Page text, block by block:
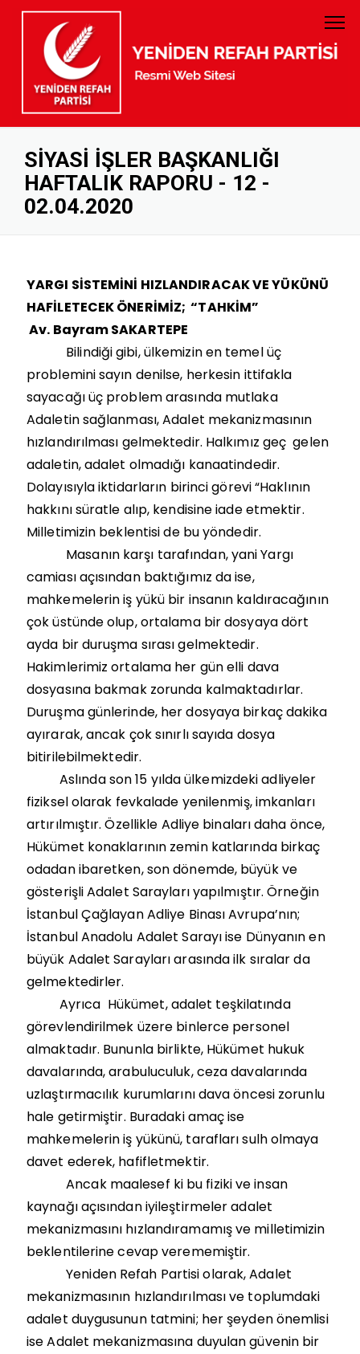
SİYASİ İŞLER BAŞKANLIĞI
HAFTALIK RAPORU - 12 -
02.04.2020
YARGI SİSTEMİNİ HIZLANDIRACAK VE YÜKÜNÜ
HAFİLETECEK ÖNERİMİZ; “TAHKİM”
Av. Bayram SAKARTEPE
Bilindiği gibi, ülkemizin en temel üç
problemini sayın denilse, herkesin ittifakla
sayacağı üç problem arasında mutlaka
Adaletin sağlanması, Adalet mekanizmasının
hızlandırılması gelmektedir. Halkımız geç gelen
adaletin, adalet olmadığı kanaatindedir.
Dolayısıyla iktidarların birinci görevi “Haklının
hakkını süratle alıp, kendisine iade etmektir.
Milletimizin beklentisi de bu yöndedir.
Masanın karşı tarafından, yani Yargı
camiası açısından baktığımız da ise,
mahkemelerin iş yükü bir insanın kaldıracağının
çok üstünde olup, ortalama bir dosyaya dört
ayda bir duruşma sırası gelmektedir.
Hakimlerimiz ortalama her gün elli dava
dosyasına bakmak zorunda kalmaktadırlar.
Duruşma günlerinde, her dosyaya birkaç dakika
ayırarak, ancak çok sınırlı sayıda dosya
bitirilebilmektedir.
Aslında son 15 yılda ülkemizdeki adliyeler
fiziksel olarak fevkalade yenilenmiş, imkanları
artırılmıştır. Özellikle Adliye binaları daha önce,
Hükümet konaklarının zemin katlarında birkaç
odadan ibaretken, son dönemde, büyük ve
gösterişli Adalet Sarayları yapılmıştır. Örneğin
İstanbul Çağlayan Adliye Binası Avrupa’nın;
İstanbul Anadolu Adalet Sarayı ise Dünyanın en
büyük Adalet Sarayları arasında ilk sıralar da
gelmektedirler.
Ayrıca Hükümet, adalet teşkilatında
görevlendirilmek üzere binlerce personel
almaktadır. Bununla birlikte, Hükümet hukuk
davalarında, arabuluculuk, ceza davalarında
uzlaştırmacılık kurumlarını dava öncesi zorunlu
hale getirmiştir. Buradaki amaç ise
mahkemelerin iş yükünü, tarafları sulh olmaya
davet ederek, hafifletmektir.
Ancak maalesef ki bu fiziki ve insan
kaynağı açısından iyileştirmeler adalet
mekanizmasını hızlandıramamış ve milletimizin
beklentilerine cevap verememiştir.
Yeniden Refah Partisi olarak, Adalet
mekanizmasının hızlandırılması ve toplumdaki
adalet duygusunun tatmini; her şeyden önemlisi
ise Adalet mekanizmasına duyulan güvenin bir
PARTİ TÜZÜĞÜ
PARTİ PROGRAMI
KURUMSAL KİMLİK
GENEL BAŞKAN
DİSİPLİN KURULU
KURUCULAR KURULU
İL BAŞKANLARI